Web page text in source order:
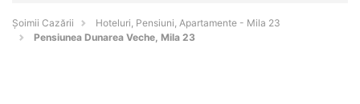
Șoimii Cazării
Hoteluri, Pensiuni, Apartamente - Mila 23
Pensiunea Dunarea Veche, Mila 23